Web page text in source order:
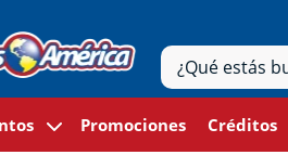
Promociones Créditos